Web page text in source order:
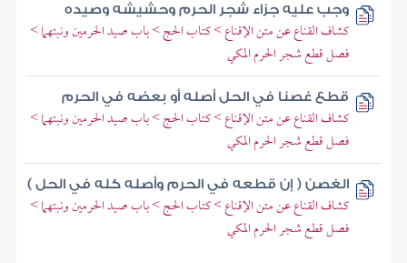
وجب عليه جزاء شجر الحرم وحشيشه وصيده
كشاف القناع عن متن الإقناع > كتاب الحج > باب صيد الحرمين ونبتهما >
فصل قطع شجر الحرم المكي
قطع غصنا في الحل أصله أو بعضه في الحرم
كشاف القناع عن متن الإقناع > كتاب الحج > باب صيد الحرمين ونبتهما >
فصل قطع شجر الحرم المكي
الغصن ( إن قطعه في الحرم وأصله كله في الحل )
كشاف القناع عن متن الإقناع > كتاب الحج > باب صيد الحرمين ونبتهما >
فصل قطع شجر الحرم المكي